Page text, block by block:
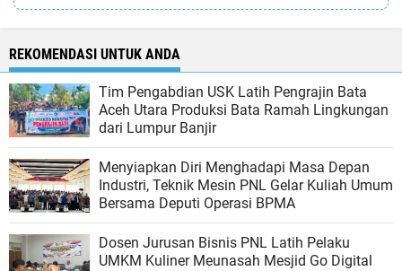
REKOMENDASI UNTUK ANDA
Tim Pengabdian USK Latih Pengrajin Bata
Aceh Utara Produksi Bata Ramah Lingkungan
dari Lumpur Banjir
Menyiapkan Diri Menghadapi Masa Depan
Industri, Teknik Mesin PNL Gelar Kuliah Umum
Bersama Deputi Operasi BPMA
Dosen Jurusan Bisnis PNL Latih Pelaku
UMKM Kuliner Meunasah Mesjid Go Digital